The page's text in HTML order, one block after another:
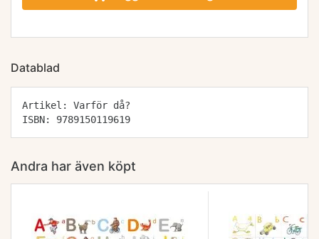
Datablad
Artikel: Varför då?
ISBN: 9789150119619
Andra har även köpt